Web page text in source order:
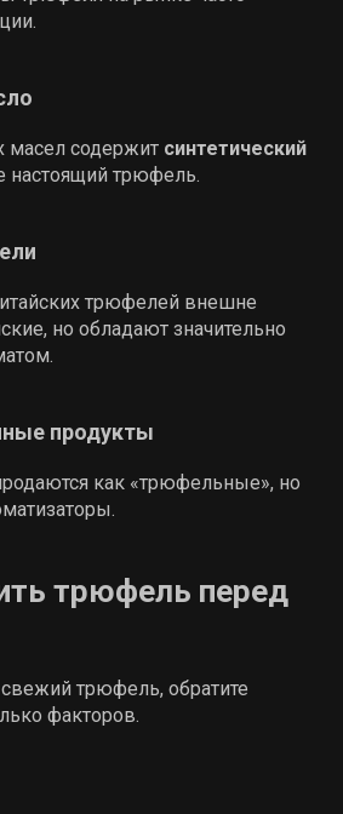
масел содержит синтетический
настоящий трюфель.
трюфелей внешне
но обладают значительно
продукты
как «трюфельные», но
трюфель перед
трюфель, обратите
факторов.